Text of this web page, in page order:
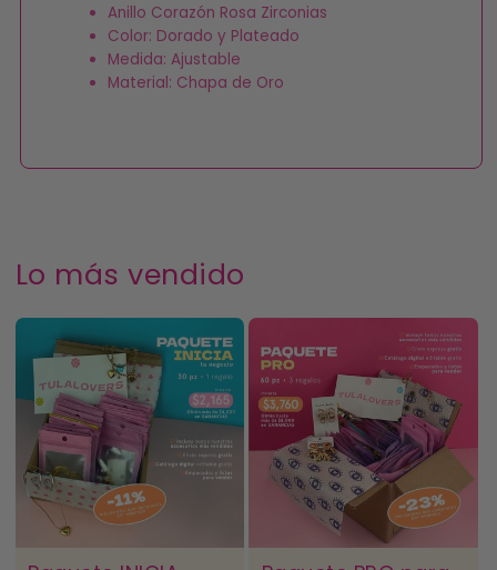
Anillo Corazón Rosa Zirconias
Color: Dorado y Plateado
Medida: Ajustable
Material: Chapa de Oro
Lo más vendido